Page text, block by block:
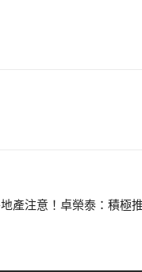
產注意！卓榮泰：積極